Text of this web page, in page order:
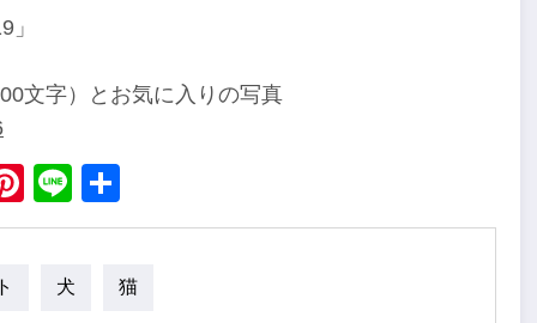
文字）とお気に入りの写真
Pinterest
Line
犬 猫